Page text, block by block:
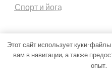
Спорт и йога
Theme by
Этот сайт использует куки-
вам в навигации, а также
опыт.